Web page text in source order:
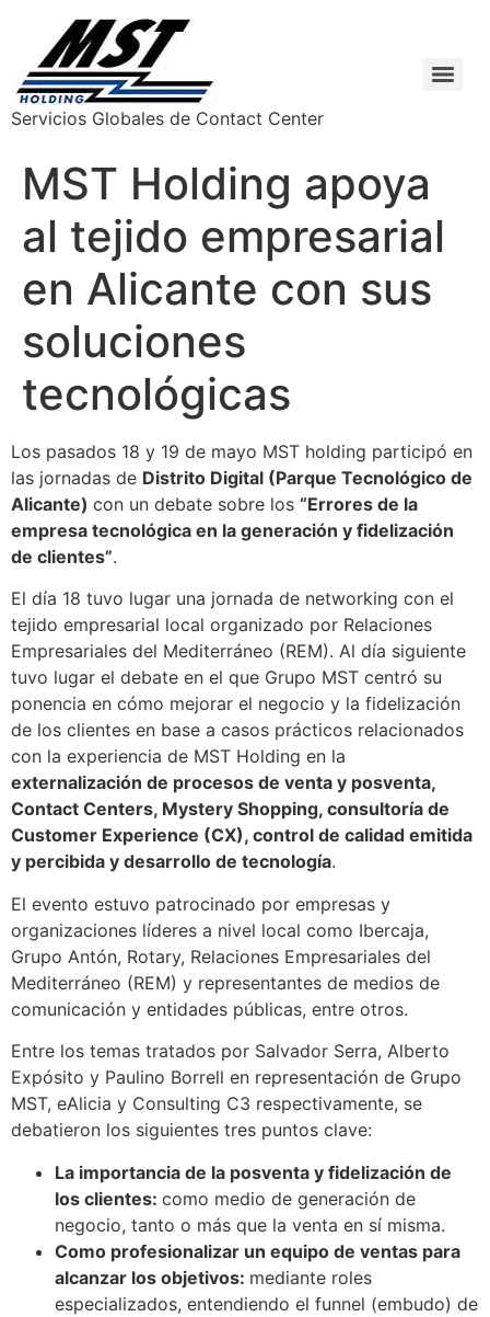
Servicios Globales de Contact Center
MST Holding apoya
al tejido empresarial
en Alicante con sus
soluciones
tecnológicas
Los pasados 18 y 19 de mayo MST holding participó en
las jornadas de Distrito Digital (Parque Tecnológico de
Alicante) con un debate sobre los “Errores de la
empresa tecnológica en la generación y fidelización
de clientes”.
El día 18 tuvo lugar una jornada de networking con el
tejido empresarial local organizado por Relaciones
Empresariales del Mediterráneo (REM). Al día siguiente
tuvo lugar el debate en el que Grupo MST centró su
ponencia en cómo mejorar el negocio y la fidelización
de los clientes en base a casos prácticos relacionados
con la experiencia de MST Holding en la
externalización de procesos de venta y posventa,
Contact Centers, Mystery Shopping, consultoría de
Customer Experience (CX), control de calidad emitida
y percibida y desarrollo de tecnología.
El evento estuvo patrocinado por empresas y
organizaciones líderes a nivel local como Ibercaja,
Grupo Antón, Rotary, Relaciones Empresariales del
Mediterráneo (REM) y representantes de medios de
comunicación y entidades públicas, entre otros.
Entre los temas tratados por Salvador Serra, Alberto
Expósito y Paulino Borrell en representación de Grupo
MST, eAlicia y Consulting C3 respectivamente, se
debatieron los siguientes tres puntos clave:
La importancia de la posventa y fidelización de
los clientes: como medio de generación de
negocio, tanto o más que la venta en sí misma.
Como profesionalizar un equipo de ventas para
alcanzar los objetivos: mediante roles
especializados, entendiendo el funnel (embudo) de